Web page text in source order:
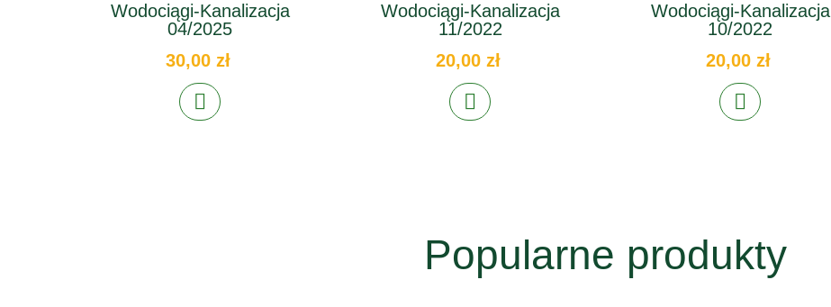
Wodociągi-Kanalizacja
04/2025
30,00 zł
Wodociągi-Kanalizacja
11/2022
20,00 zł
Wodociągi-Kanalizacja
10/2022
20,00 zł
Popularne produkty